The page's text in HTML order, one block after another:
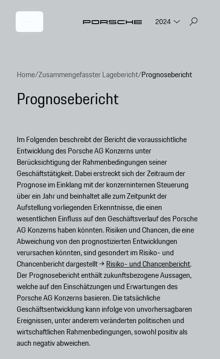
2024
Home/Zusammengefasster Lagebericht/Prognosebericht
Prognosebericht
Im Folgenden beschreibt der Bericht die voraussichtliche
Entwicklung des Porsche AG Konzerns unter
Berücksichtigung der Rahmenbedingungen seiner
Geschäftstätigkeit. Dabei erstreckt sich der Zeitraum der
Prognose im Einklang mit der konzerninternen Steuerung
über ein Jahr und beinhaltet alle zum Zeitpunkt der
Aufstellung vorliegenden Erkenntnisse, die einen
wesentlichen Einfluss auf den Geschäftsverlauf des Porsche
AG Konzerns haben könnten. Risiken und Chancen, die eine
Abweichung von den prognostizierten Entwicklungen
verursachen könnten, sind gesondert im Risiko- und
Chancenbericht dargestellt →Risiko- und Chancenbericht.
Der Prognosebericht enthält zukunftsbezogene Aussagen,
welche auf den Einschätzungen und Erwartungen des
Porsche AG Konzerns basieren. Die tatsächliche
Geschäftsentwicklung kann infolge von unvorhersagbaren
Ereignissen, unter anderem veränderten politischen und
wirtschaftlichen Rahmenbedingungen, sowohl positiv als
auch negativ abweichen.